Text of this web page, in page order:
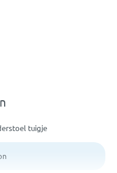
reguliere kinderstoel
zodat je kindje
tuigje